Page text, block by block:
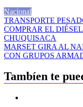
Nacional
Navegación
de
entradas
TRANSPORTE
COMPRAR EL
CHUQUISACA
MARSET GIRA AL
CON GRUPOS
Tambíen te